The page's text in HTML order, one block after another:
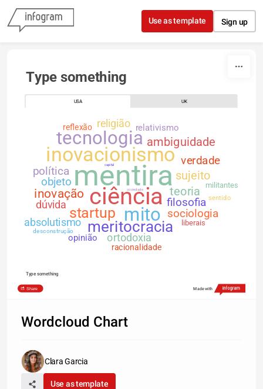
Skip to content
Use as template Sign up
Type something
USA UK
mentira
ciência
inovacionismo
mito
tecnologia
meritocracia
startup
inovação teoria
ambiguidade
sujeito
objeto
política
filosofia
sociologia
verdade
ortodoxia
dúvida
religião
absolutismo
relativismo
opinião
reflexão
racionalidade
militantes
liberais
sentido
desconstrução
sociedade
capital
Type something
Share Made with
Wordcloud Chart
Clara Garcia
Use as template